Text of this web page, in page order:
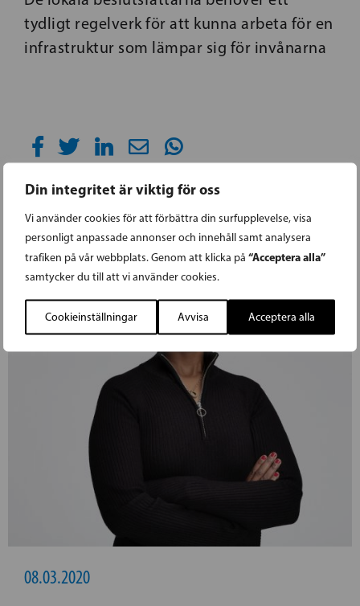
Din integritet är viktig för oss
Vi använder cookies för att förbättra din surfupplevelse, visa
personligt anpassade annonser och innehåll samt analysera
trafiken på vår webbplats. Genom att klicka på “Acceptera alla”
samtycker du till att vi använder cookies.
Cookieinställningar Avvisa Acceptera alla
tydligt regelverk för att kunna arbeta för en
infrastruktur som lämpar sig för invånarna
08.03.2020